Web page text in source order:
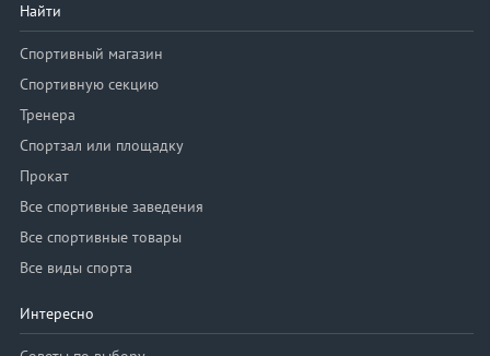
Найти
Спортивный магазин
Спортивную секцию
Тренера
Спортзал или площадку
Прокат
Все спортивные заведения
Все спортивные товары
Все виды спорта
Интересно